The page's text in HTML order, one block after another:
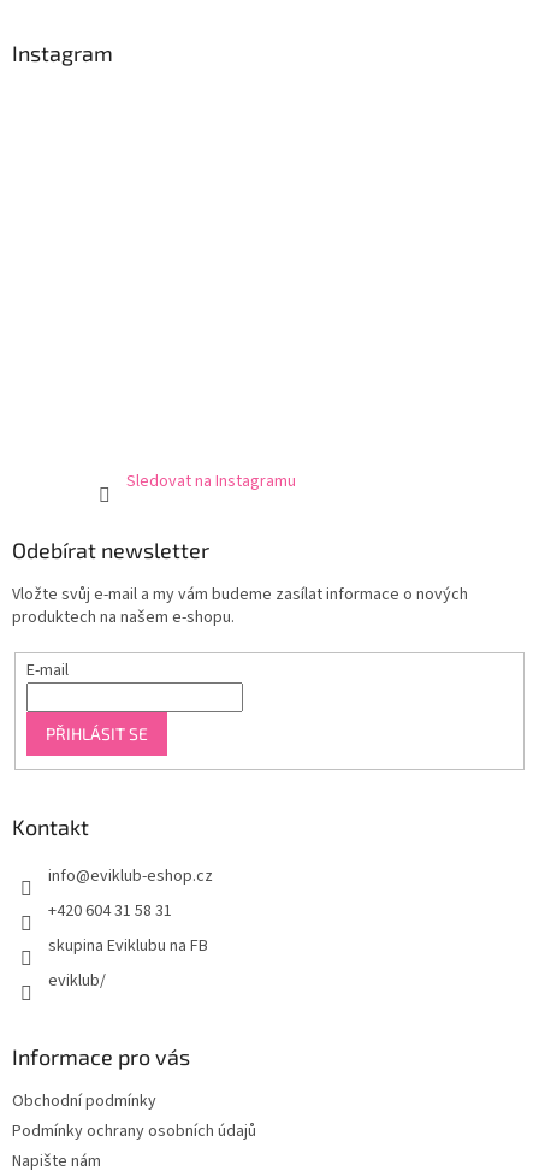
Instagram
Sledovat na Instagramu
Odebírat newsletter
Vložte svůj e-mail a my vám budeme zasílat informace o nových
produktech na našem e-shopu.
E-mail
PŘIHLÁSIT SE
Kontakt
info@eviklub-eshop.cz
+420 604 31 58 31
skupina Eviklubu na FB
eviklub/
Informace pro vás
Obchodní podmínky
Podmínky ochrany osobních údajů
Napište nám